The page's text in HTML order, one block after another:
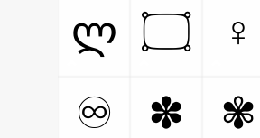
ლ ۝ ♀
♾
✽ ✾